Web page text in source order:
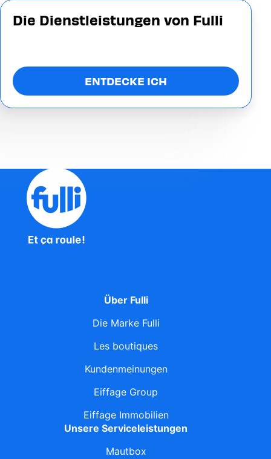
Die Dienstleistungen von Fulli
ENTDECKE ICH
Über Fulli
Die Marke Fulli
Les boutiques
Kundenmeinungen
Eiffage Group
Eiffage Immobilien
Unsere Serviceleistungen
Mautbox